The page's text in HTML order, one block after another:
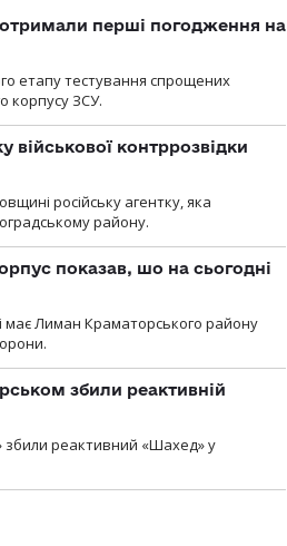
отримали перші погодження на
етапу тестування спрощених
корпусу ЗСУ.
військової контррозвідки
російську агентку, яка
району.
показав, шо на сьогодні
має Лиман Краматорського району
збили реактивній
збили реактивний «Шахед» у